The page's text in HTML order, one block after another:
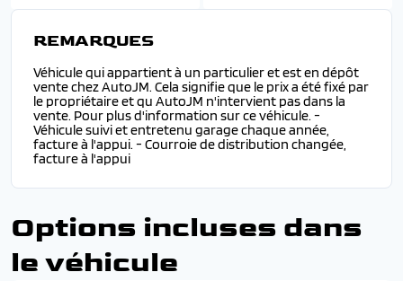
REMARQUES
Véhicule qui appartient à un particulier et est en dépôt
vente chez AutoJM. Cela signifie que le prix a été fixé par
le propriétaire et qu AutoJM n'intervient pas dans la
vente. Pour plus d'information sur ce véhicule. -
Véhicule suivi et entretenu garage chaque année,
facture à l'appui. - Courroie de distribution changée,
facture à l'appui
Options incluses dans
le véhicule